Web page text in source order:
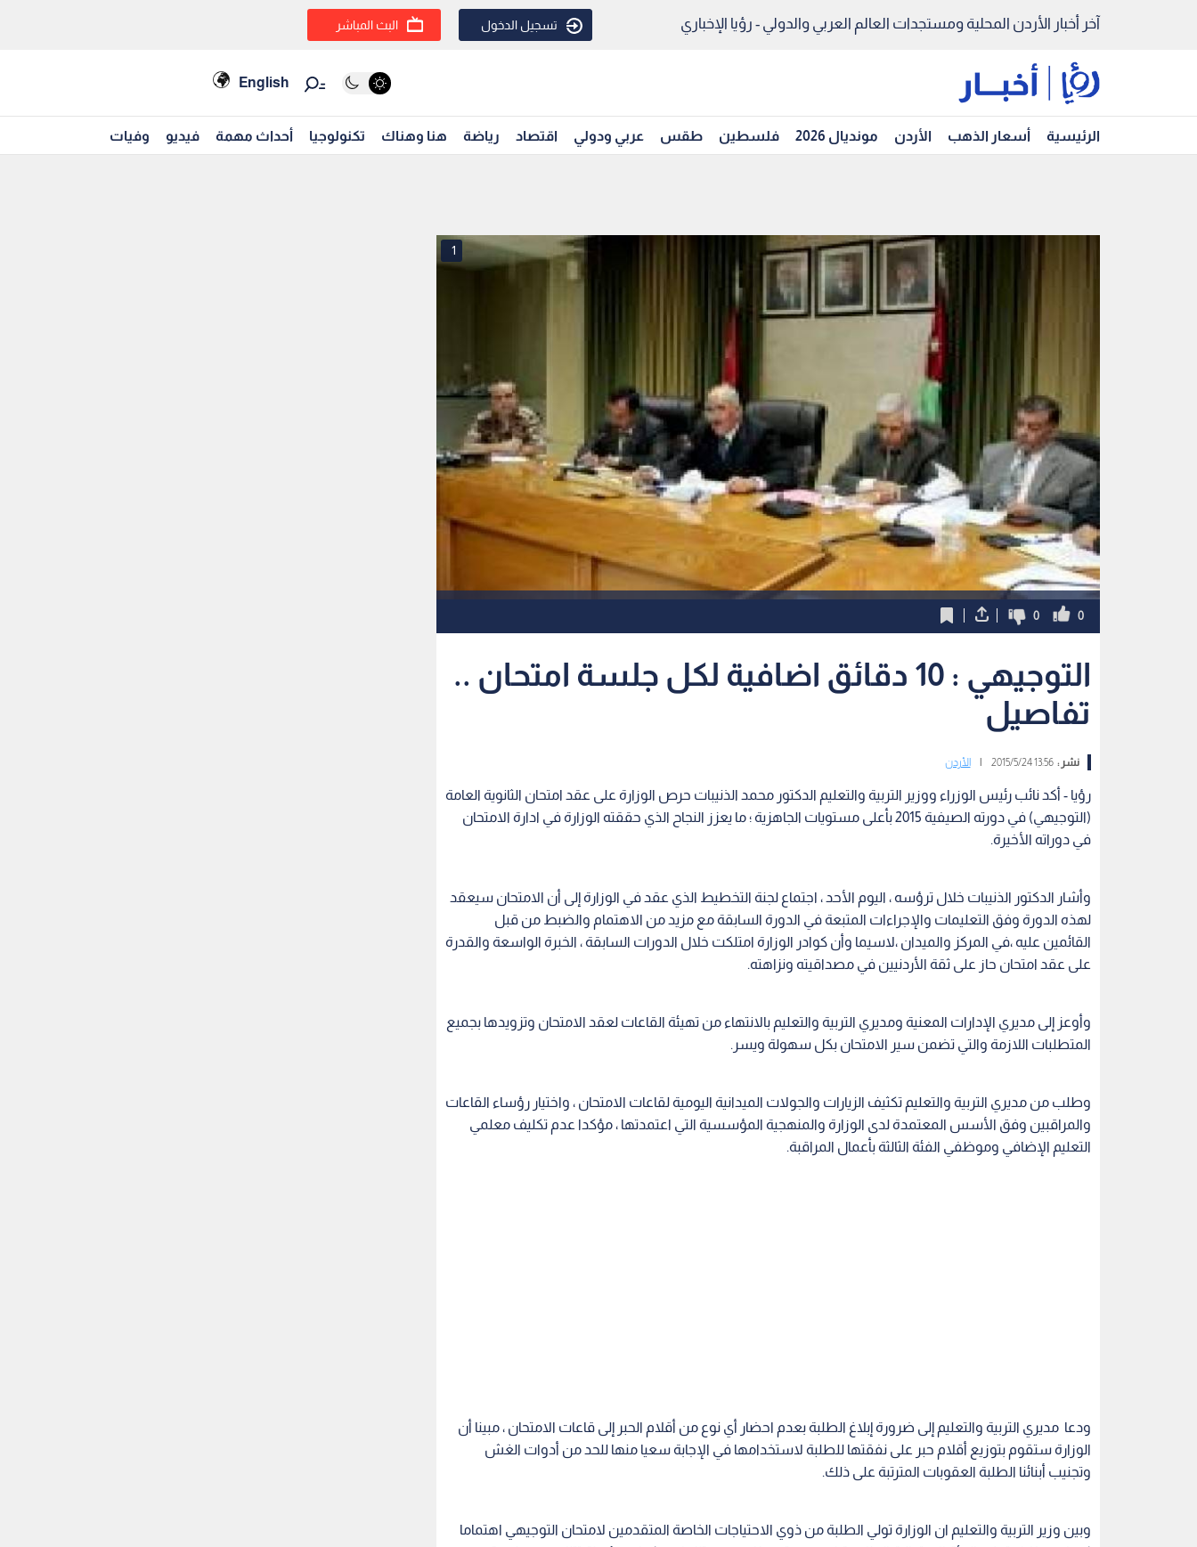
آخر أخبار الأردن المحلية ومستجدات العالم العربي والدولي - رؤيا الإخباري تسجيل الدخول البث المباشر
English
الرئيسية أسعار الذهب الأردن مونديال 2026 فلسطين طقس عربي ودولي اقتصاد رياضة هنا وهناك تكنولوجيا أحداث مهمة فيديو وفيات
1
0
0
التوجيهي : 10 دقائق اضافية لكل جلسة امتحان ..
تفاصيل
نشر :13:56 2015/5/24 الأردن
رؤيا - أكد نائب رئيس الوزراء ووزير التربية والتعليم الدكتور محمد الذنيبات حرص الوزارة على عقد امتحان الثانوية العامة
(التوجيهي) في دورته الصيفية 2015 بأعلى مستويات الجاهزية ؛ ما يعزز النجاح الذي حققته الوزارة في ادارة الامتحان
في دوراته الأخيرة.
وأشار الدكتور الذنيبات خلال ترؤسه ، اليوم الأحد ، اجتماع لجنة التخطيط الذي عقد في الوزارة إلى أن الامتحان سيعقد
لهذه الدورة وفق التعليمات والإجراءات المتبعة في الدورة السابقة مع مزيد من الاهتمام والضبط من قبل
القائمين عليه ،في المركز والميدان ،لاسيما وأن كوادر الوزارة امتلكت خلال الدورات السابقة ، الخبرة الواسعة والقدرة
على عقد امتحان حاز على ثقة الأردنيين في مصداقيته ونزاهته.
وأوعز إلى مديري الإدارات المعنية ومديري التربية والتعليم بالانتهاء من تهيئة القاعات لعقد الامتحان وتزويدها بجميع
المتطلبات اللازمة والتي تضمن سير الامتحان بكل سهولة ويسر.
وطلب من مديري التربية والتعليم تكثيف الزيارات والجولات الميدانية اليومية لقاعات الامتحان ، واختيار رؤساء القاعات
والمراقبين وفق الأسس المعتمدة لدى الوزارة والمنهجية المؤسسية التي اعتمدتها ، مؤكدا عدم تكليف معلمي
التعليم الإضافي وموظفي الفئة الثالثة بأعمال المراقبة.
ودعا مديري التربية والتعليم إلى ضرورة إبلاغ الطلبة بعدم احضار أي نوع من أقلام الحبر إلى قاعات الامتحان ، مبينا أن
الوزارة ستقوم بتوزيع أقلام حبر على نفقتها للطلبة لاستخدامها في الإجابة سعيا منها للحد من أدوات الغش
وتجنيب أبنائنا الطلبة العقوبات المترتبة على ذلك.
وبين وزير التربية والتعليم ان الوزارة تولي الطلبة من ذوي الاحتياجات الخاصة المتقدمين لامتحان التوجيهي اهتماما